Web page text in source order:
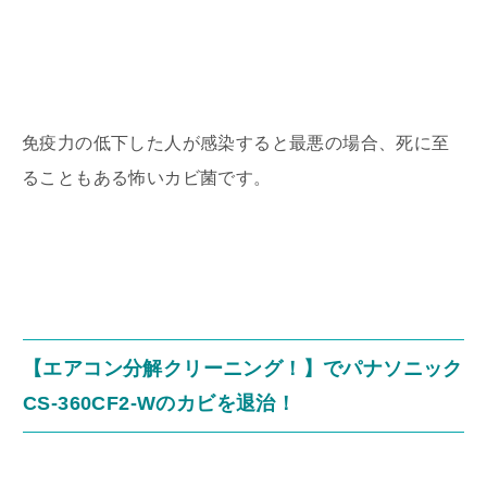
免疫力の低下した人が感染すると最悪の場合、死に至
ることもある怖いカビ菌です。
【エアコン分解クリーニング！】でパナソニック
CS-360CF2-Wのカビを退治！